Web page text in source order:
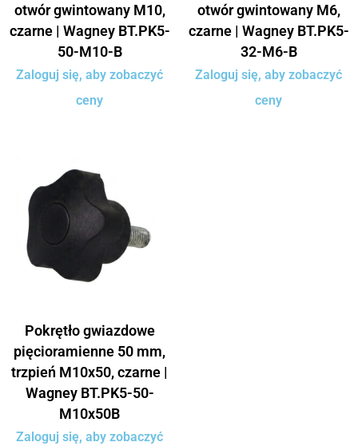
otwór gwintowany M10,
czarne | Wagney BT.PK5-
50-M10-B
Zaloguj się, aby zobaczyć
ceny
otwór gwintowany M6,
czarne | Wagney BT.PK5-
32-M6-B
Zaloguj się, aby zobaczyć
ceny
Pokrętło gwiazdowe
pięcioramienne 50 mm,
trzpień M10x50, czarne |
Wagney BT.PK5-50-
M10x50B
Zaloguj się, aby zobaczyć